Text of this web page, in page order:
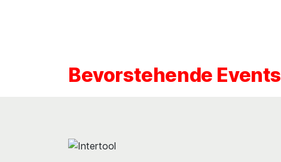
Bevorstehende Events